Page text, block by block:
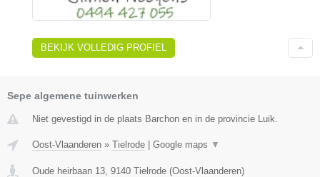
BEKIJK VOLLEDIG PROFIEL
Sepe algemene tuinwerken
Niet gevestigd in de plaats Barchon en in de provincie Luik.
Oost-Vlaanderen » Tielrode Google maps ▼
Oude heirbaan 13 9140 Tielrode (Oost-Vlaanderen)